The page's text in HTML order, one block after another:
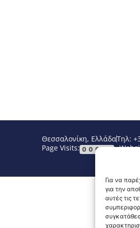
Για να
για την
αυτές τις
Θεσσαλονίκη, ΕλλάδαΤηλ:
Page Visits: 00031